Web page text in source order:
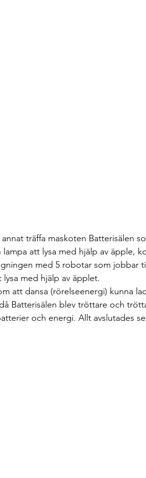
träffa maskoten Batterisälen
att lysa med hjälp av äpple,
med 5 robotar som jobbar
med hjälp av äpplet.
att dansa (rörelseenergi) kunna
Batterisälen blev tröttare och
och energi. Allt avslutades